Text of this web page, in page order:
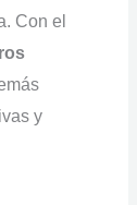
Con el
y